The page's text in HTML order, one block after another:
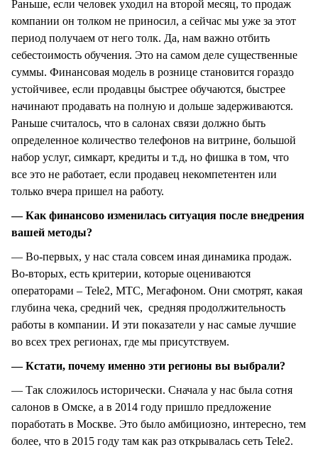
Раньше, если человек уходил на второй месяц, то продаж
компании он толком не приносил, а сейчас мы уже за этот
период получаем от него толк. Да, нам важно отбить
себестоимость обучения. Это на самом деле существенные
суммы. Финансовая модель в рознице становится гораздо
устойчивее, если продавцы быстрее обучаются, быстрее
начинают продавать на полную и дольше задерживаются.
Раньше считалось, что в салонах связи должно быть
определенное количество телефонов на витрине, большой
набор услуг, симкарт, кредиты и т.д, но фишка в том, что
все это не работает, если продавец некомпетентен или
только вчера пришел на работу.
— Как финансово изменилась ситуация после внедрения
вашей методы?
— Во-первых, у нас стала совсем иная динамика продаж.
Во-вторых, есть критерии, которые оцениваются
операторами – Tele2, МТС, Мегафоном. Они смотрят, какая
глубина чека, средний чек, средняя продолжительность
работы в компании. И эти показатели у нас самые лучшие
во всех трех регионах, где мы присутствуем.
— Кстати, почему именно эти регионы вы выбрали?
— Так сложилось исторически. Сначала у нас была сотня
салонов в Омске, а в 2014 году пришло предложение
поработать в Москве. Это было амбициозно, интересно, тем
более, что в 2015 году там как раз открывалась сеть Tele2.